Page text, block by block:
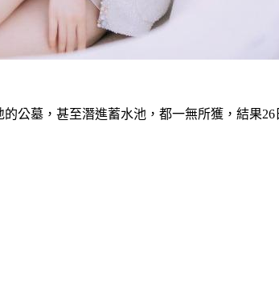
公墓，甚至潛進蓄水池，都一無所獲，結果